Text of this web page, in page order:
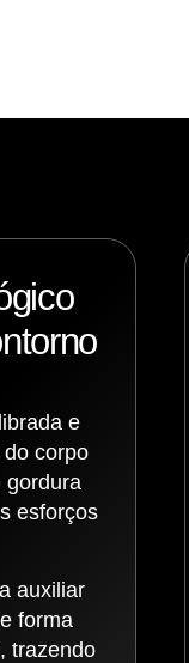
e
corpo
gordura
esforços
auxiliar
forma
trazendo